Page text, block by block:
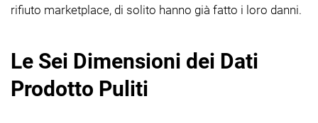
rifiuto marketplace, di solito hanno già fatto i loro danni.
Le Sei Dimensioni dei Dati
Prodotto Puliti